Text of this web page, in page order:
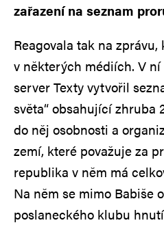
zařazení na seznam
Reagovala tak na
v některých médiích. V
server Texty vytvořil
světa“ obsahující zhruba
do něj osobnosti a
zemí, které považuje za
republika v něm má
Na něm se mimo Babiše
poslaneckého klubu